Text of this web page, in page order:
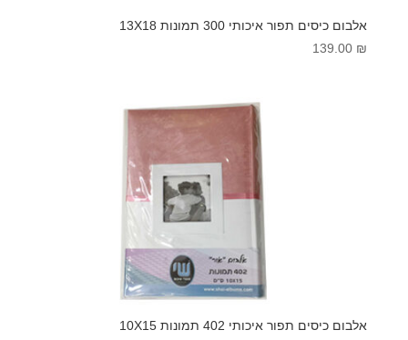
אלבום כיסים תפור איכותי 300 תמונות 13X18
139.00 ₪
אלבום כיסים תפור איכותי 402 תמונות 10X15